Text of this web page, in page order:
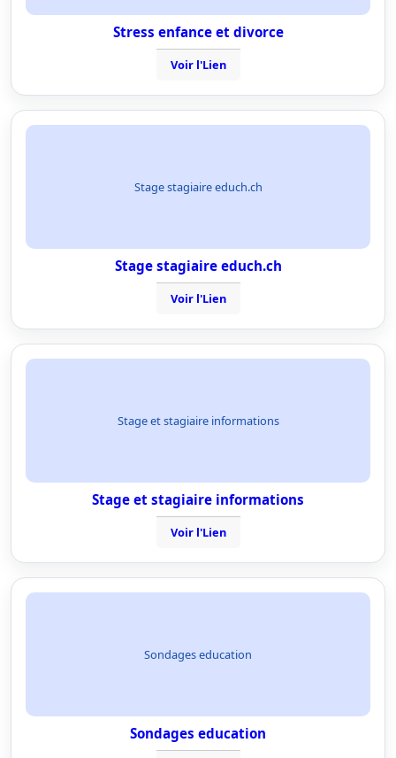
Stress enfance et divorce
Voir l'Lien
Stage stagiaire educh.ch
Stage stagiaire educh.ch
Voir l'Lien
Stage et stagiaire informations
Stage et stagiaire informations
Voir l'Lien
Sondages education
Sondages education